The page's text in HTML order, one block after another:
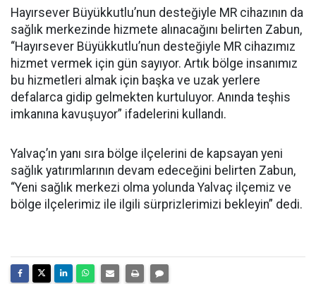
Hayırsever Büyükkutlu’nun desteğiyle MR cihazının da
sağlık merkezinde hizmete alınacağını belirten Zabun,
“Hayırsever Büyükkutlu’nun desteğiyle MR cihazımız
hizmet vermek için gün sayıyor. Artık bölge insanımız
bu hizmetleri almak için başka ve uzak yerlere
defalarca gidip gelmekten kurtuluyor. Anında teşhis
imkanına kavuşuyor” ifadelerini kullandı.
Yalvaç’ın yanı sıra bölge ilçelerini de kapsayan yeni
sağlık yatırımlarının devam edeceğini belirten Zabun,
“Yeni sağlık merkezi olma yolunda Yalvaç ilçemiz ve
bölge ilçelerimiz ile ilgili sürprizlerimizi bekleyin” dedi.